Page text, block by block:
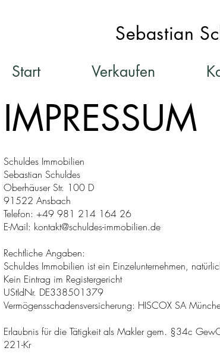
Sebastian
Start Verkaufen
IMPRESSUM
Schuldes Immobilien
Sebastian Schuldes
Oberhäuser Str. 100 D
91522 Ansbach
Telefon: +49 981 214 164 26
E-Mail: kontakt@schuldes-immobilien.de
Rechtliche Angaben:
Schuldes Immobilien ist ein Einzelunternehmen,
Kein Eintrag im Registergericht
UStIdNr. DE338501379
Vermögensschadensversicherung: HISCOX SA
Erlaubnis für die Tätigkeit als Makler gem. §34c
221-Kr